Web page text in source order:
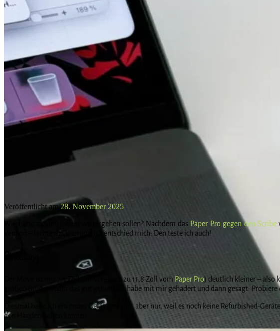
Veröffentlicht am28. November 2025
Wie hätte es sonst wohl weitergehen sollen? Nachdem das Paper Pro gegen den Scribe
Version – lachte mich an und ich entschied mich: Den teste ich auch!
Der Move ist mit 7,3 Zoll (im Vergleich zu 11,8 Zoll vom Paper Pro) deutlich kleiner – also
großen Bruder. Kann das gut gehen? Ich habe mit mir gehadert und dann gesagt: Probiere
Diesmal habe ich ein neues Gerät gewählt, aber nur, weil es noch keine Refurbished-
den Händen halten können.